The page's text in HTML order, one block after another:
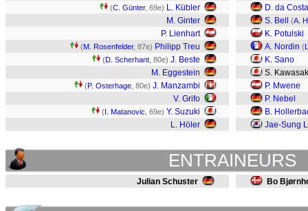
(C. Günter, 69e) L. Kübler
M. Ginter
P. Lienhart
(M. Rosenfelder, 87e) Philipp Treu
(D. Scherhant , 80e) J. Beste
M. Eggestein
(P. Osterhage , 80e) J. Manzambi
V. Grifo
(I. Matanovic , 69e) Y. Suzuki
L. Höler
D. da Costa
S. Bell
(A.
K. Potulski
A. Nordin (
K. Sano
S.
P. Mwene
P. Nebel
B.
Jae-Sung
ENTRAINEURS
Julian Schuster Bo